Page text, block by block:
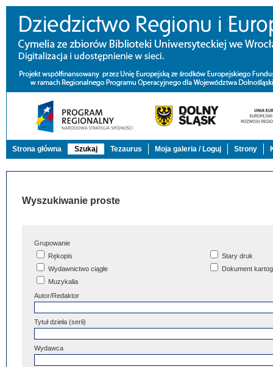
Strona główna Szukaj Tezaurus Moja galeria / Loguj Strony
Wyszukiwanie proste
Grupowanie
Rękopis
Stary druk
Wydawnictwo ciągłe
Dokument
Muzykalia
Autor/Redaktor
Tytuł dzieła (serii)
Wydawca